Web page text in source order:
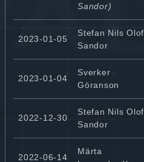
Sandor)
2023-01-05
Stefan Nils Olof
Sandor
2023-01-04
Sverker
Göranson
2022-12-30
Stefan Nils Olof
Sandor
2022-06-14
Märta